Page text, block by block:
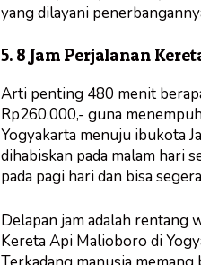
yang dilayani
5. 8 Jam Perjalanan
Arti penting 480 menit
Rp260.000,- guna
Yogyakarta menuju ibukota
dihabiskan pada malam hari
pada pagi hari dan bisa
Delapan jam adalah rentang
Kereta Api Malioboro di